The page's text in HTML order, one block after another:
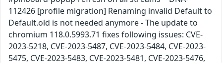
112426 [profile migration] Renaming invalid Default to
Default.old is not needed anymore - The update to
chromium 118.0.5993.71 fixes following issues: CVE-
2023-5218, CVE-2023-5487, CVE-2023-5484, CVE-2023-
5475, CVE-2023-5483, CVE-2023-5481, CVE-2023-5476,